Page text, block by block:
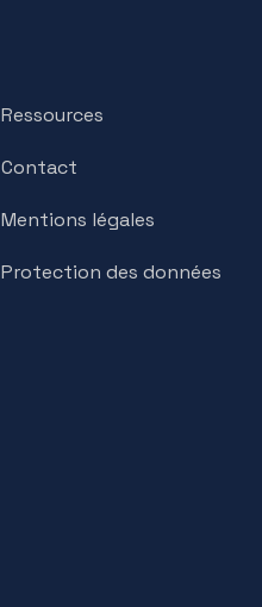
Ressources
Contact
Mentions légales
Protection des données